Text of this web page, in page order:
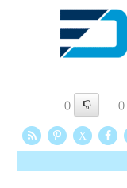
()
()
X